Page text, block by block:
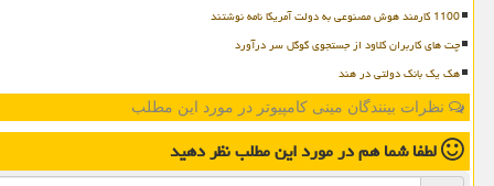
1100 کارمند هوش مصنوعی به دولت آمریکا نامه نوشتند
چت های کاربران کلاود از جستجوی گوگل سر درآورد
هک یک بانک دولتی در هند
نظرات بینندگان مینی کامپیوتر در مورد این مطلب
لطفا شما همدر مورد این مطلبنظر دهید